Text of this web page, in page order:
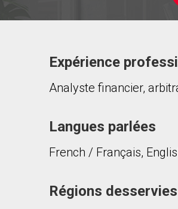
Contacter ce
Prénom
Téléphone
Expérience
Analyste financier,
Langues parlées
French / Français,
Régions desservies